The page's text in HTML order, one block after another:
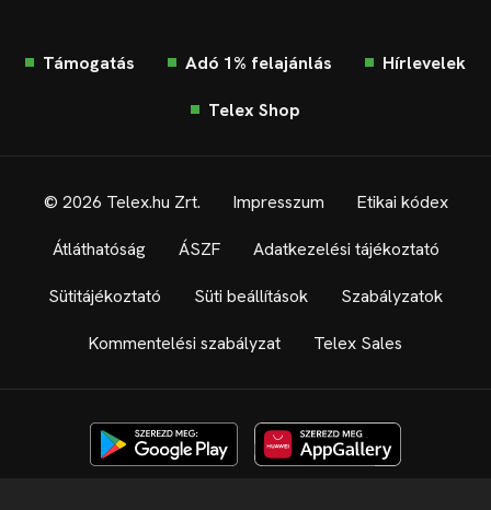
Támogatás Adó 1% felajánlás Hírlevelek
Telex Shop
© 2026 Telex.hu Zrt. Impresszum Etikai kódex
Átláthatóság ÁSZF Adatkezelési tájékoztató
Sütitájékoztató Süti beállítások Szabályzatok
Kommentelési szabályzat Telex Sales